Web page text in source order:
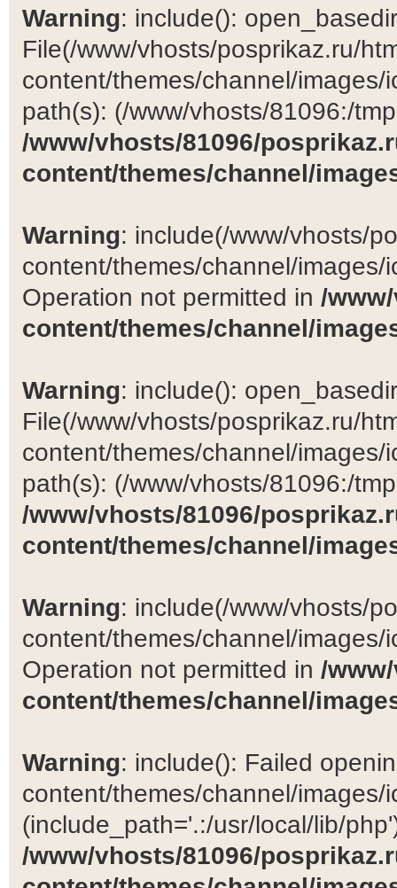
Warning: include():
File(/www/vhosts/posprikaz.ru/
content/themes/channel/
path(s): (/www/vhosts/81096:/
/www/vhosts/81096/
content/themes/channel/
Warning: include(/www/vhosts/
content/themes/channel/
Operation not permitted in /
content/themes/channel/
Warning: include():
File(/www/vhosts/posprikaz.ru/
content/themes/channel/
path(s): (/www/vhosts/81096:/
/www/vhosts/81096/
content/themes/channel/
Warning: include(/www/vhosts/
content/themes/channel/
Operation not permitted in /
content/themes/channel/
Warning: include(): Failed
content/themes/channel/images/
(include_path='.:/usr/local/lib/
/www/vhosts/81096/